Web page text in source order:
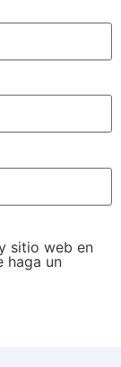
sitio web en
haga un